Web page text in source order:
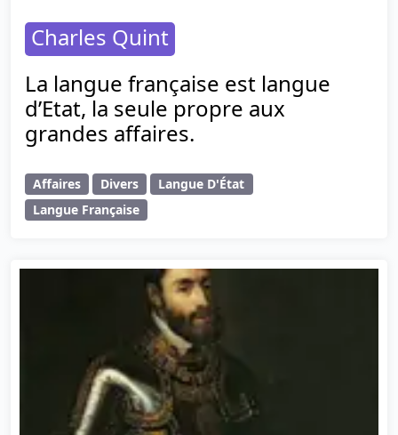
Charles Quint
La langue française est langue
d’Etat, la seule propre aux
grandes affaires.
Affaires Divers
Langue D'État
Langue Française